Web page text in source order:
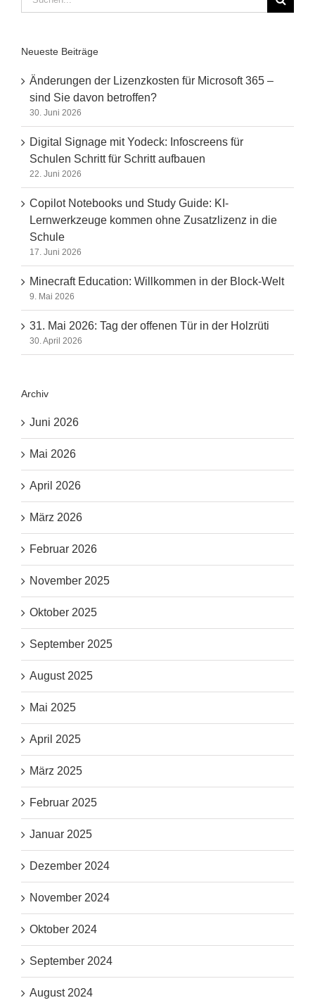
nach:
Neueste Beiträge
Änderungen der Lizenzkosten für Microsoft 365 –
sind Sie davon betroffen?
30. Juni 2026
Digital Signage mit Yodeck: Infoscreens für
Schulen Schritt für Schritt aufbauen
22. Juni 2026
Copilot Notebooks und Study Guide: KI-
Lernwerkzeuge kommen ohne Zusatzlizenz in die
Schule
17. Juni 2026
Minecraft Education: Willkommen in der Block-Welt
9. Mai 2026
31. Mai 2026: Tag der offenen Tür in der Holzrüti
30. April 2026
Archiv
Juni 2026
Mai 2026
April 2026
März 2026
Februar 2026
November 2025
Oktober 2025
September 2025
August 2025
Mai 2025
April 2025
März 2025
Februar 2025
Januar 2025
Dezember 2024
November 2024
Oktober 2024
September 2024
August 2024